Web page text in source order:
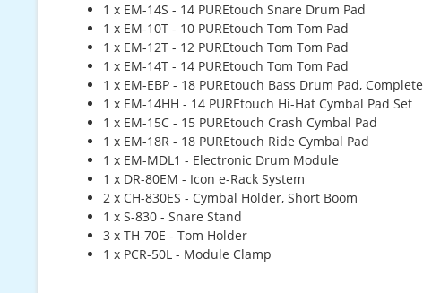
1 x EM-14S - 14 PUREtouch Snare Drum Pad
1 x EM-10T - 10 PUREtouch Tom Tom Pad
1 x EM-12T - 12 PUREtouch Tom Tom Pad
1 x EM-14T - 14 PUREtouch Tom Tom Pad
1 x EM-EBP - 18 PUREtouch Bass Drum Pad, Complete
1 x EM-14HH - 14 PUREtouch Hi-Hat Cymbal Pad Set
1 x EM-15C - 15 PUREtouch Crash Cymbal Pad
1 x EM-18R - 18 PUREtouch Ride Cymbal Pad
1 x EM-MDL1 - Electronic Drum Module
1 x DR-80EM - Icon e-Rack System
2 x CH-830ES - Cymbal Holder, Short Boom
1 x S-830 - Snare Stand
3 x TH-70E - Tom Holder
1 x PCR-50L - Module Clamp